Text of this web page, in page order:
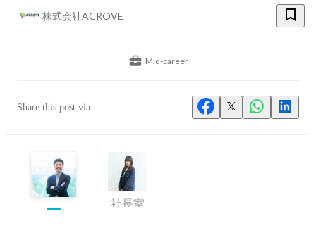
株式会社ACROVE
Mid-career
Share this post via...
社長室